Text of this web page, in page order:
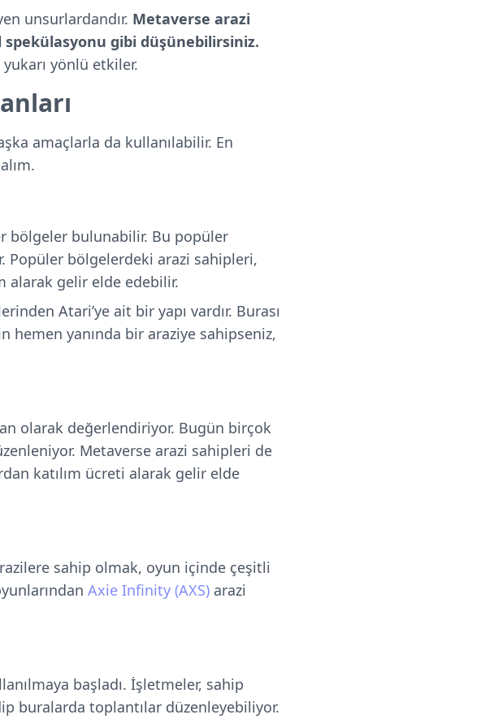
unsurlardandır. Metaverse arazi
gibi düşünebilirsiniz.
yönlü etkiler.
amaçlarla da kullanılabilir. En
bölgeler bulunabilir. Bu popüler
Popüler bölgelerdeki arazi sahipleri,
alarak gelir elde edebilir.
Atari’ye ait bir yapı vardır. Burası
hemen yanında bir araziye sahipseniz,
olarak değerlendiriyor. Bugün birçok
Metaverse arazi sahipleri de
katılım ücreti alarak gelir elde
sahip olmak, oyun içinde çeşitli
Axie Infinity (AXS) arazi
başladı. İşletmeler, sahip
buralarda toplantılar düzenleyebiliyor.